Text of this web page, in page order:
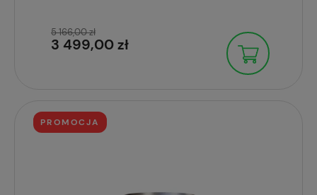
3 499,00 zł
5 166,00 zł
PROMOCJA